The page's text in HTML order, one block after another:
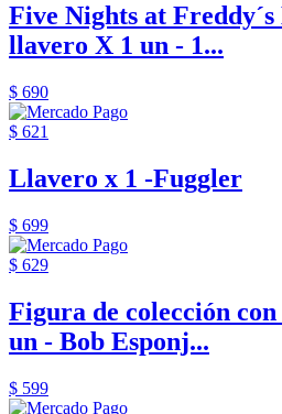
Five Nights at
llavero X 1 un - 1...
$ 690
$ 621
Llavero x 1 -Fuggler
$ 699
$ 629
Figura de colección
un - Bob Esponj...
$ 599